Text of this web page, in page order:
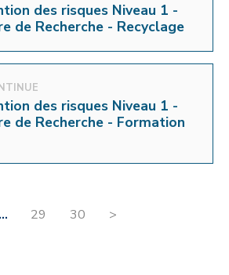
des risques Niveau 1 -
de Recherche - Recyclage
des risques Niveau 1 -
de Recherche - Formation
… 29 30 >